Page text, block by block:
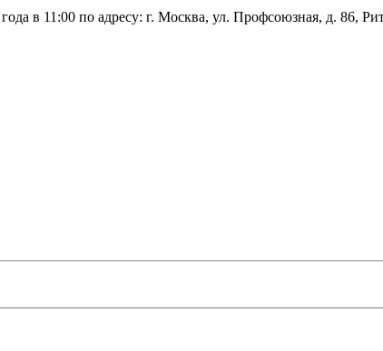
в 11:00 по адресу: г. Москва, ул. Профсоюзная, д.